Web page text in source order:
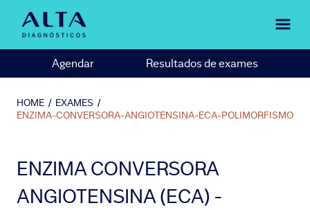
Agendar Resultados de exames
HOME / EXAMES /
ENZIMA-CONVERSORA-ANGIOTENSINA-ECA-POLIMORFISMO
ENZIMA CONVERSORA
ANGIOTENSINA (ECA) -